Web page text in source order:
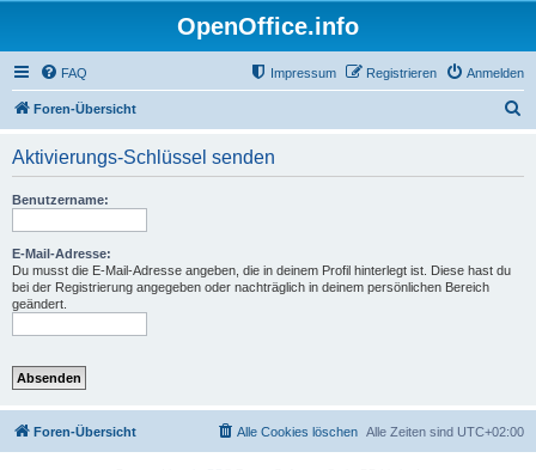
OpenOffice.info
FAQ Anmelden
Registrieren
Impressum
Foren-Übersicht
Aktivierungs-Schlüssel senden
Benutzername:
E-Mail-Adresse:
Du musst die E-Mail-Adresse angeben, die in deinem Profil hinterlegt ist. Diese hast du
bei der Registrierung angegeben oder nachträglich in deinem persönlichen Bereich
geändert.
Foren-Übersicht Alle Zeiten sind UTC+02:00
Alle Cookies löschen